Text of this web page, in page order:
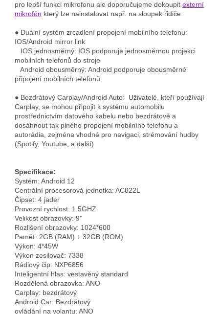
pro lepší funkci mikrofonu ale doporučujeme dokoupit externí
mikrofón který lze nainstalovat např. na sloupek řidiče
● Duální systém zrcadlení propojení mobilního telefonu:
IOS/Android mirror link
IOS jednosměrný: IOS podporuje jednosměrnou projekci
mobilních telefonů do stroje
Android obousměrný: Android podporuje obousměrné
připojení mobilních telefonů
● Bezdrátový Carplay/Android Auto: Uživatelé, kteří používají
Carplay, se mohou připojit k systému automobilu
prostřednictvím datového kabelu nebo bezdrátově a
dosáhnout tak plného propojení mobilního telefonu a
autorádia, zejména vhodné pro navigaci, strémování hudby
(Spotify, Youtube, a další)
Specifikace:
Systém: Android 12
Centrální procesorová jednotka: AC822L
Čipset: 4 jader
Provozní rychlost: 1.5GHZ
Velikost obrazovky: 9''
Rozlišení obrazovky: 1024*600
Paměť: 2GB (RAM) + 32GB (ROM)
Výkon: 4*45W
Výkon zesilovač: 7338
Rádiový čip: NXP6856
Inteligentní hlas: vestavěný standard
Rozdělená obrazovka: ANO
Carplay: bezdrátový
Android Car: Bezdrátový
ovládání na volantu: ANO